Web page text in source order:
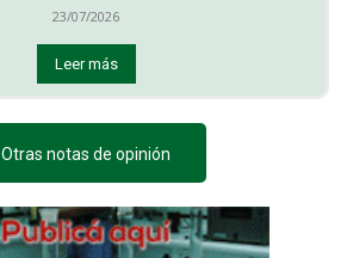
23/07/2026
Leer más
Otras notas de opinión